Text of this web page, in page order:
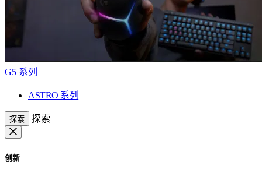
G5 系列
ASTRO 系列
探索 探索
创新